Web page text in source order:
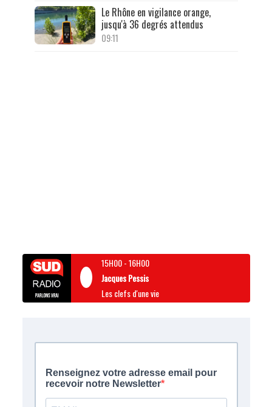
Le Rhône en vigilance orange,
jusqu'à 36 degrés attendus
09:11
15H00-16H00
Jacques Pessis
Les clefs d'une vie